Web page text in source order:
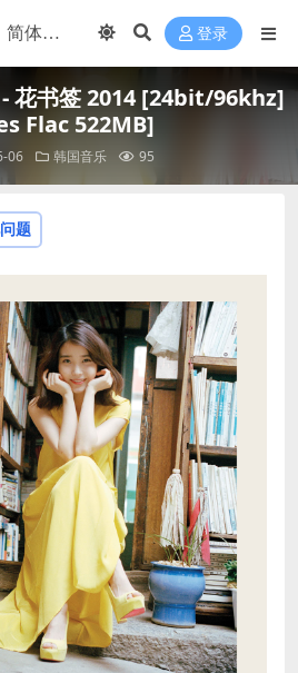
登录
花书签 2014 [24bit/96khz]
Flac 522MB]
06 韩国音乐 95
题